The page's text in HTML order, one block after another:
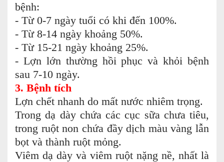
bệnh:
- Từ 0-7 ngày tuổi có khi đến 100%.
- Từ 8-14 ngày khoảng 50%.
- Từ 15-21 ngày khoảng 25%.
- Lợn lớn thường hồi phục và khỏi bệnh
sau 7-10 ngày.
3. Bệnh tích
Lợn chết nhanh do mất nước nhiêm trọng.
Trong dạ dày chứa các cục sữa chưa tiêu,
trong ruột non chứa đầy dịch màu vàng lẫn
bọt và thành ruột mỏng.
Viêm dạ dày và viêm ruột nặng nề, nhất là